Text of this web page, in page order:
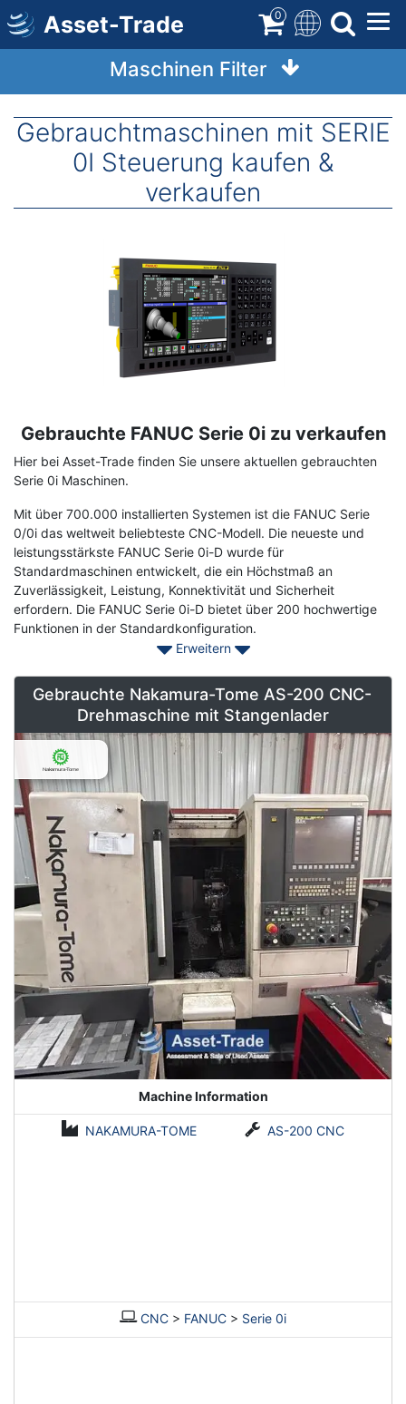
Direkt
zum
Inhalt
Asset-Trade 0
Maschinen Filter
Gebrauchtmaschinen mit SERIE
0I Steuerung kaufen &
verkaufen
Term
Gebrauchte FANUC Serie 0i zu verkaufen
Hier bei Asset-Trade finden Sie unsere aktuellen gebrauchten
Serie 0i Maschinen.
Mit über 700.000 installierten Systemen ist die FANUC Serie
0/0i das weltweit beliebteste CNC-Modell. Die neueste und
leistungsstärkste FANUC Serie 0i-D wurde für
Standardmaschinen entwickelt, die ein Höchstmaß an
Zuverlässigkeit, Leistung, Konnektivität und Sicherheit
erfordern. Die FANUC Serie 0i-D bietet über 200 hochwertige
Funktionen in der Standardkonfiguration.
Max. Anzahl der simultan gesteuerten Achsen: 4 Achsen
Wenden Sie sich noch heute an Asset-Trade, um Ihre
gebrauchten FANUC Serie 0i Maschinen zur Verbesserung Ihrer
Produktion zu finden.
Erweitern
Gebrauchte Nakamura-Tome AS-200 CNC-
Drehmaschine mit Stangenlader
Machine Information
NAKAMURA-TOME AS-200 CNC
CNC > FANUC > Serie 0i